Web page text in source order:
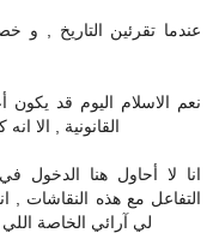
عندما تقرئين التاريخ , و
نعم الاسلام اليوم قد يكون
القانونية , الا
انا لا أحاول هنا الدخول
التفاعل مع هذه النقاشات ,
لي آرائي الخاصة